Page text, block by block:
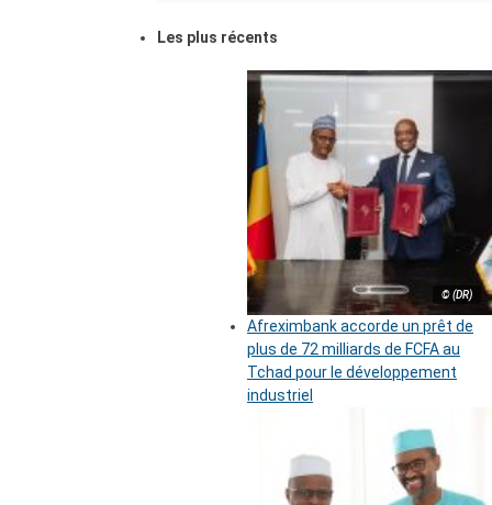
Les plus récents
© (DR)
Afreximbank accorde un prêt de
plus de 72 milliards de FCFA au
Tchad pour le développement
industriel